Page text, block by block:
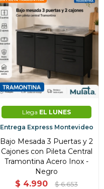
Llega EL LUNES
Entrega Express Montevideo
Bajo Mesada 3 Puertas y 2
Cajones con Pileta Central
Tramontina Acero Inox -
Negro
$ 4.990 $ 6.653